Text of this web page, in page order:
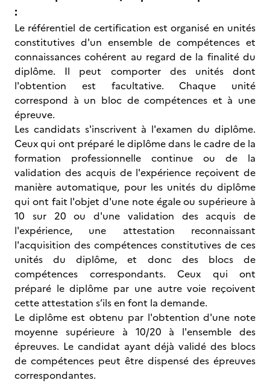
:
Le référentiel de certification est organisé en unités
constitutives d'un ensemble de compétences et
connaissances cohérent au regard de la finalité du
diplôme. Il peut comporter des unités dont
l'obtention est facultative. Chaque unité
correspond à un bloc de compétences et à une
épreuve.
Les candidats s'inscrivent à l'examen du diplôme.
Ceux qui ont préparé le diplôme dans le cadre de la
formation professionnelle continue ou de la
validation des acquis de l'expérience reçoivent de
manière automatique, pour les unités du diplôme
qui ont fait l'objet d'une note égale ou supérieure à
10 sur 20 ou d'une validation des acquis de
l'expérience, une attestation reconnaissant
l'acquisition des compétences constitutives de ces
unités du diplôme, et donc des blocs de
compétences correspondants. Ceux qui ont
préparé le diplôme par une autre voie reçoivent
cette attestation s’ils en font la demande.
Le diplôme est obtenu par l'obtention d'une note
moyenne supérieure à 10/20 à l'ensemble des
épreuves. Le candidat ayant déjà validé des blocs
de compétences peut être dispensé des épreuves
correspondantes.